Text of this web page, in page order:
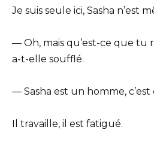
Je suis seule ici, Sasha n’est
— Oh, mais qu’est-ce que tu
a-t-elle soufflé.
— Sasha est un homme,
Il travaille, il est fatigué.